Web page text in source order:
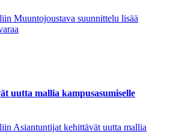
Muuntojoustava suunnittelu lisää
uutta mallia kampusasumiselle
Asiantuntijat kehittävät uutta mallia